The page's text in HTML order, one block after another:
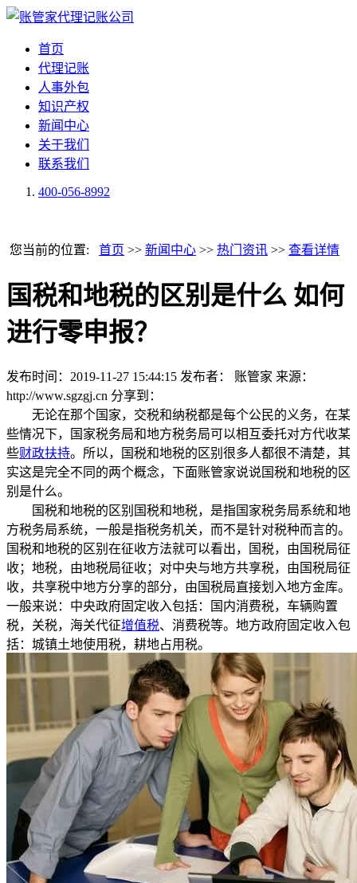
首页
代理记账
人事外包
知识产权
新闻中心
关于我们
联系我们
400-056-8992
您当前的位置: 首页 >> 新闻中心 >> 热门资讯 >> 查看详情
国税和地税的区别是什么 如何
进行零申报？
发布时间：2019-11-27 15:44:15 发布者： 账管家 来源：
http://www.sgzgj.cn 分享到：
无论在那个国家，交税和纳税都是每个公民的义务，在某
些情况下，国家税务局和地方税务局可以相互委托对方代收某
些财政扶持。所以，国税和地税的区别很多人都很不清楚，其
实这是完全不同的两个概念，下面账管家说说国税和地税的区
别是什么。
国税和地税的区别国税和地税，是指国家税务局系统和地
方税务局系统，一般是指税务机关，而不是针对税种而言的。
国税和地税的区别在征收方法就可以看出，国税，由国税局征
收；地税，由地税局征收；对中央与地方共享税，由国税局征
收，共享税中地方分享的部分，由国税局直接划入地方金库。
一般来说：中央政府固定收入包括：国内消费税，车辆购置
税，关税，海关代征增值税、消费税等。地方政府固定收入包
括：城镇土地使用税，耕地占用税。